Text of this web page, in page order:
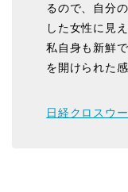
るので、自分
した女性に見
私自身も新鮮
を開けられた
日経クロスウ